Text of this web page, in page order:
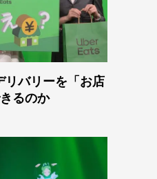
リバリーを「お店
るのか